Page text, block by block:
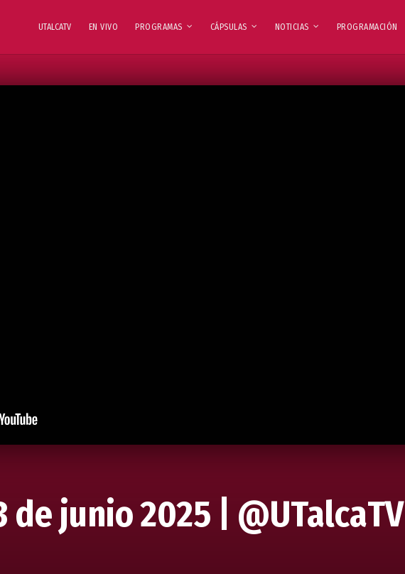
UTALCATV EN VIVO PROGRAMAS CÁPSULAS NOTICIAS PROGRAMACIÓN
de junio 2025 | @UTalcaTV